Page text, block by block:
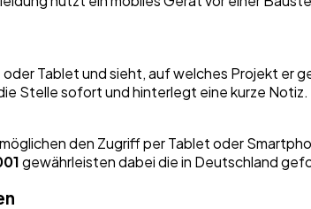
Tablet und sieht, auf welches Projekt er
Stelle sofort und hinterlegt eine kurze
den Zugriff per Tablet oder
gewährleisten dabei die in Deutschland